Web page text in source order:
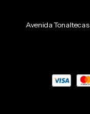
Avenida